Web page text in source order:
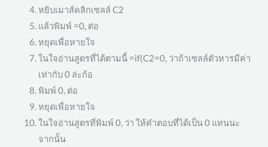
หยิบเมาส์คลิกเซลล์ C2
แล้วพิมพ์ =0, ต่อ
หยุดเพื่อหายใจ
ในใจอ่านสูตรที่ได้ตามนี้ =if(C2=0, ว่าถ้าเซลล์ตัวหารมีค่า
เท่ากับ 0 ล่ะก้อ
พิมพ์ 0, ต่อ
หยุดเพื่อหายใจ
ในใจอ่านสูตรที่พิมพ์ 0, ว่า ให้คำตอบที่ได้เป็น 0 แทนนะ
จากนั้น